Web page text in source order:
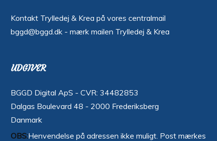
Kontakt Trylledej & Krea på vores centralmail
bggd@bggd.dk - mærk mailen Trylledej & Krea
UDGIVER
BGGD Digital ApS - CVR: 34482853
Dalgas Boulevard 48 - 2000 Frederiksberg
Danmark
OBS:Henvendelse på adressen ikke muligt. Post mærkes